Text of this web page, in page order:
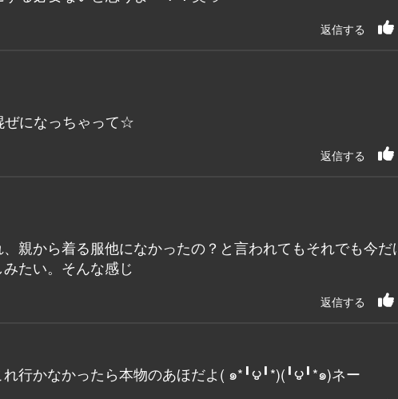
返信する
ぜになっちゃって☆
返信する
親から着る服他になかったの？と言われてもそれでも今だ
たい。そんな感じ
返信する
行かなかったら本物のあほだよ( ๑*╹౪╹*)(╹౪╹*๑)ネー